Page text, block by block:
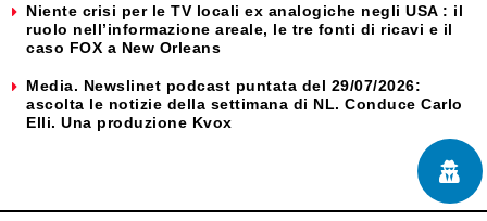
Niente crisi per le TV locali ex analogiche negli USA : il
ruolo nell’informazione areale, le tre fonti di ricavi e il
caso FOX a New Orleans
Media. Newslinet podcast puntata del 29/07/2026:
ascolta le notizie della settimana di NL. Conduce Carlo
Elli. Una produzione Kvox